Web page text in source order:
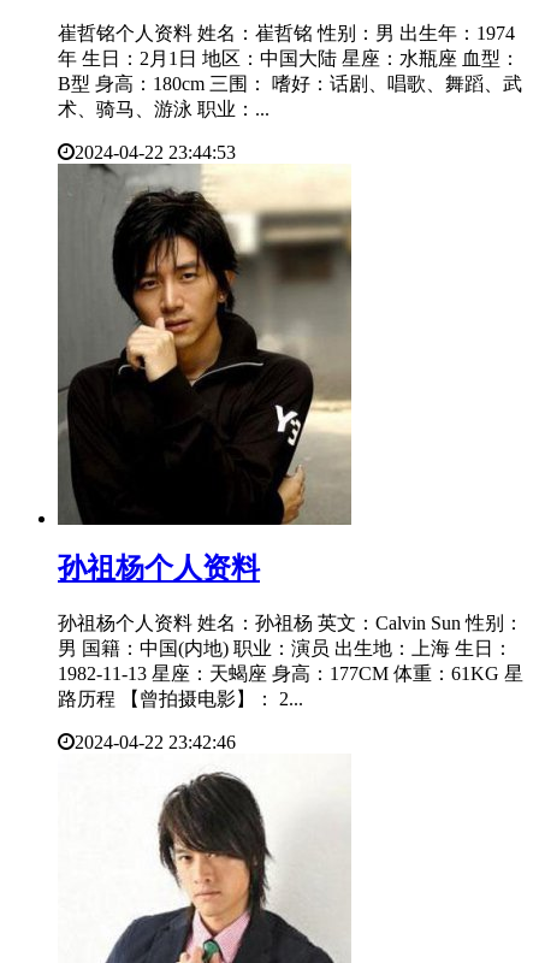
崔哲铭个人资料 姓名：崔哲铭 性别：男 出生年：1974
年 生日：2月1日 地区：中国大陆 星座：水瓶座 血型：
B型 身高：180cm 三围： 嗜好：话剧、唱歌、舞蹈、武
术、骑马、游泳 职业：...
2024-04-22 23:44:53
​孙祖杨个人资料
孙祖杨个人资料 姓名：孙祖杨 英文：Calvin Sun 性别：
男 国籍：中国(内地) 职业：演员 出生地：上海 生日：
1982-11-13 星座：天蝎座 身高：177CM 体重：61KG 星
路历程 【曾拍摄电影】： 2...
2024-04-22 23:42:46